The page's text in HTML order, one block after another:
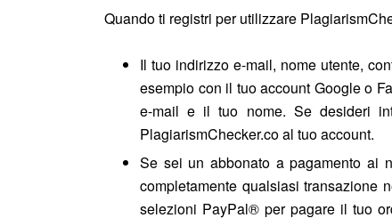
Quando ti registri per utilizzare
Il tuo indirizzo e-mail, nome utente,
esempio con il tuo account Google o
e-mail e il tuo nome. Se desideri
PlagiarismChecker.co al tuo account.
Se sei un abbonato a pagamento ai
completamente qualsiasi transazione
selezioni PayPal® per pagare il tuo